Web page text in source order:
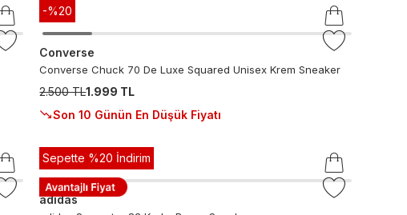
-%20
Converse
Converse Chuck 70 De Luxe Squared Unisex Krem Sneaker
2.500 TL1.999 TL
Son 10 Günün En Düşük Fiyatı
Sepette %20 İndirim
adidas